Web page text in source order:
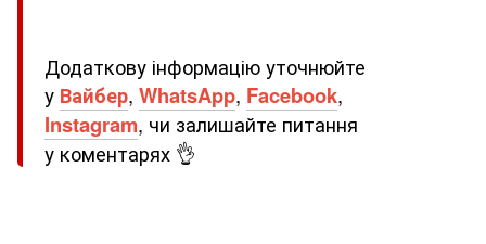
Додаткову інформацію уточнюйте
у Вайбер, WhatsApp, Facebook,
Instagram, чи залишайте питання
у коментарях 👌